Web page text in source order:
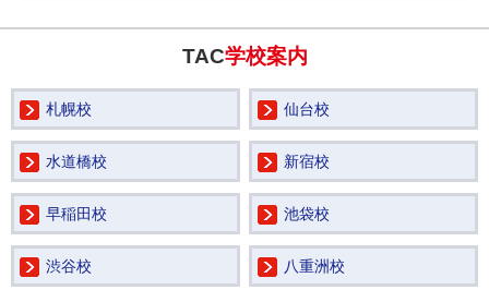
TAC学校案内
札幌校 仙台校
水道橋校 新宿校
早稲田校 池袋校
渋谷校 八重洲校